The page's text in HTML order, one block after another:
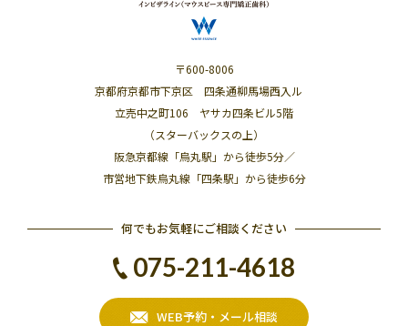
〒600-8006
京都府京都市下京区 四条通柳馬場西入ル
立売中之町106 ヤサカ四条ビル5階
（スターバックスの上）
阪急京都線「烏丸駅」から徒歩5分／
市営地下鉄烏丸線「四条駅」から徒歩6分
何でもお気軽にご相談ください
075-211-4618
WEB予約・メール相談